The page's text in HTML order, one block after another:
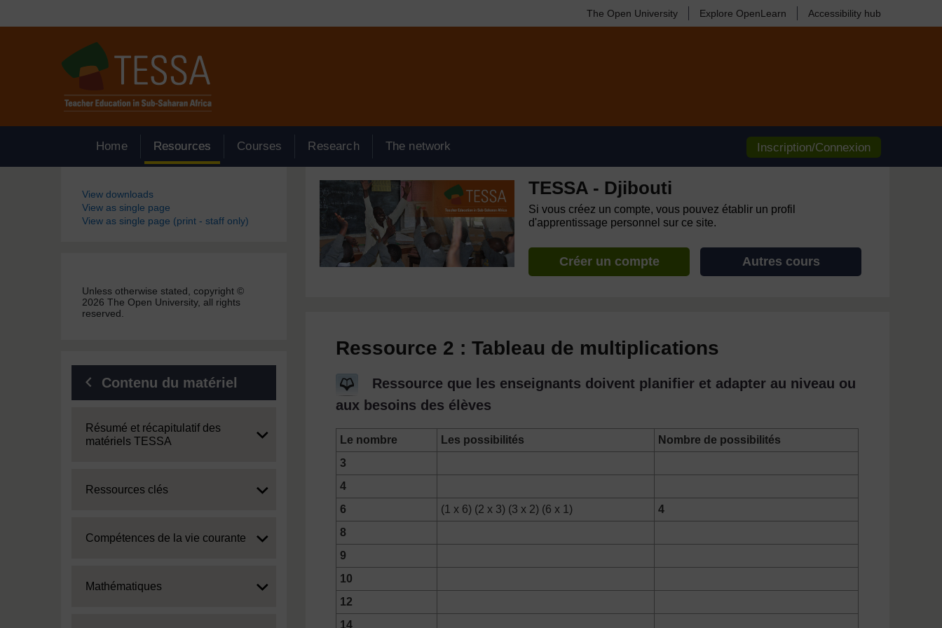
The Open University Explore OpenLearn Accessibility hub
Home Resources Courses Research The network Inscription/Connexion
Blocs
View downloads
View as single page
View as single page (print - staff only)
Unless otherwise stated, copyright ©
2026 The Open University, all rights
reserved.
Contenu du matériel
Expand
Résumé et récapitulatif des
matériels TESSA
Expand
Ressources clés
Expand
Compétences de la vie courante
Expand
Mathématiques
TESSA - Djibouti
Si vous créez un compte, vous pouvez établir un profil
d'apprentissage personnel sur ce site.
Créer un compte Autres cours
Ressource 2 : Tableau de multiplications
Ressource que les enseignants doivent planifier et adapter au niveau ou
aux besoins des élèves
Le nombre Les possibilités
Nombre de possibilités
3
4
6
(1 x 6) (2 x 3) (3 x 2) (6 x 1)
4
8
9
10
12
14